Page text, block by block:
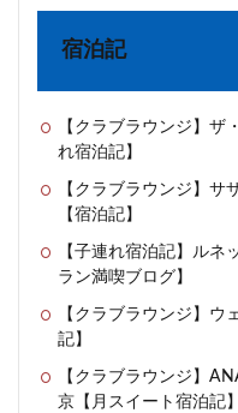
宿泊記
【クラブラウンジ】ザ
れ宿泊記】
【クラブラウンジ】サ
【宿泊記】
【子連れ宿泊記】ルネ
ラン満喫ブログ】
【クラブラウンジ】ウ
記】
【クラブラウンジ】
京【月スイート宿泊記】